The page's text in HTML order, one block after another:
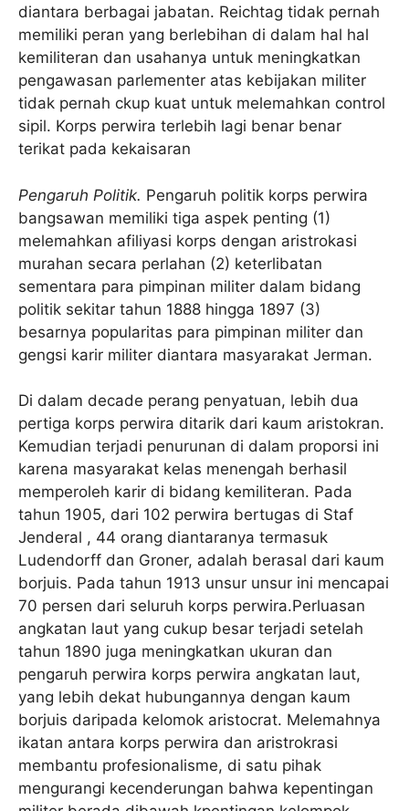
diantara berbagai jabatan. Reichtag tidak pernah
memiliki peran yang berlebihan di dalam hal hal
kemiliteran dan usahanya untuk meningkatkan
pengawasan parlementer atas kebijakan militer
tidak pernah ckup kuat untuk melemahkan control
sipil. Korps perwira terlebih lagi benar benar
terikat pada kekaisaran
Pengaruh Politik. Pengaruh politik korps perwira
bangsawan memiliki tiga aspek penting (1)
melemahkan afiliyasi korps dengan aristrokasi
murahan secara perlahan (2) keterlibatan
sementara para pimpinan militer dalam bidang
politik sekitar tahun 1888 hingga 1897 (3)
besarnya popularitas para pimpinan militer dan
gengsi karir militer diantara masyarakat Jerman.
Di dalam decade perang penyatuan, lebih dua
pertiga korps perwira ditarik dari kaum aristokran.
Kemudian terjadi penurunan di dalam proporsi ini
karena masyarakat kelas menengah berhasil
memperoleh karir di bidang kemiliteran. Pada
tahun 1905, dari 102 perwira bertugas di Staf
Jenderal , 44 orang diantaranya termasuk
Ludendorff dan Groner, adalah berasal dari kaum
borjuis. Pada tahun 1913 unsur unsur ini mencapai
70 persen dari seluruh korps perwira.Perluasan
angkatan laut yang cukup besar terjadi setelah
tahun 1890 juga meningkatkan ukuran dan
pengaruh perwira korps perwira angkatan laut,
yang lebih dekat hubungannya dengan kaum
borjuis daripada kelomok aristocrat. Melemahnya
ikatan antara korps perwira dan aristrokrasi
membantu profesionalisme, di satu pihak
mengurangi kecenderungan bahwa kepentingan